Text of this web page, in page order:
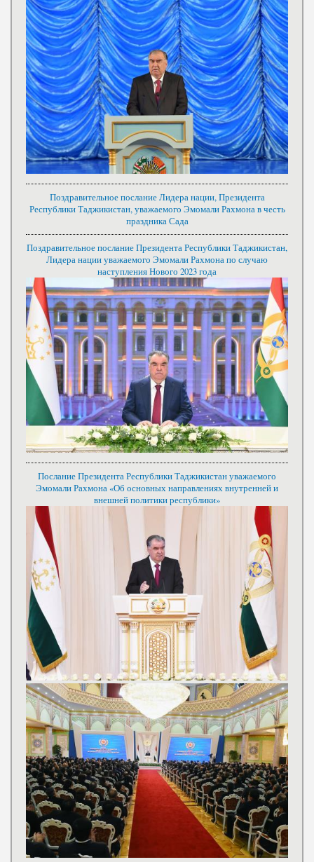
Поздравительное послание Лидера нации, Президента
Республики Таджикистан, уважаемого Эмомали Рахмона в честь
праздника Сада
Поздравительное послание Президента Республики Таджикистан,
Лидера нации уважаемого Эмомали Рахмона по случаю
наступления Нового 2023 года
Послание Президента Республики Таджикистан уважаемого
Эмомали Рахмона «Об основных направлениях внутренней и
внешней политики республики»